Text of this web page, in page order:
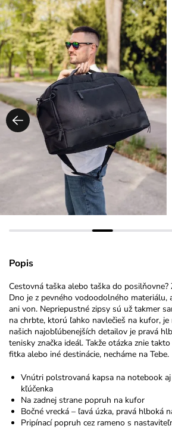
Popis
Cestovná taška alebo taška do
Dno je z pevného vodoodolného materiálu,
ani von. Nepriepustné zipsy sú už takmer
na chrbte, ktorú ľahko navlečieš na kufor,
našich najobľúbenejších detailov je pravá
tenisky značka ideál. Takže otázka znie
fitka alebo iné destinácie, necháme na Tebe.
Vnútri polstrovaná kapsa na notebook
kľúčenka
Na zadnej strane popruh na kufor
Bočné vrecká – ľavá úzka, pravá hlboká
Pripínací popruh cez rameno s